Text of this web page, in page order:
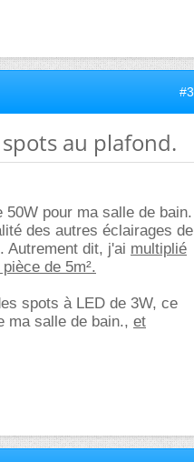
#3
au plafond.
pour ma salle de bain.
des autres éclairages de
Autrement dit, j'ai multiplié
de 5m².
spots à LED de 3W, ce
ma salle de bain., et